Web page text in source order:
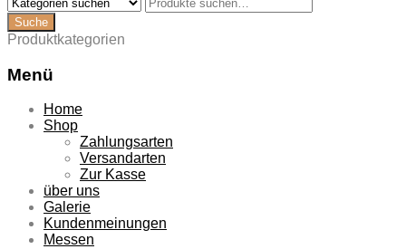
Produktkategorien
Menü
Zum
Inhalt
Home
Shop
Zahlungsarten
Versandarten
Zur Kasse
über uns
Galerie
Kundenmeinungen
Messen